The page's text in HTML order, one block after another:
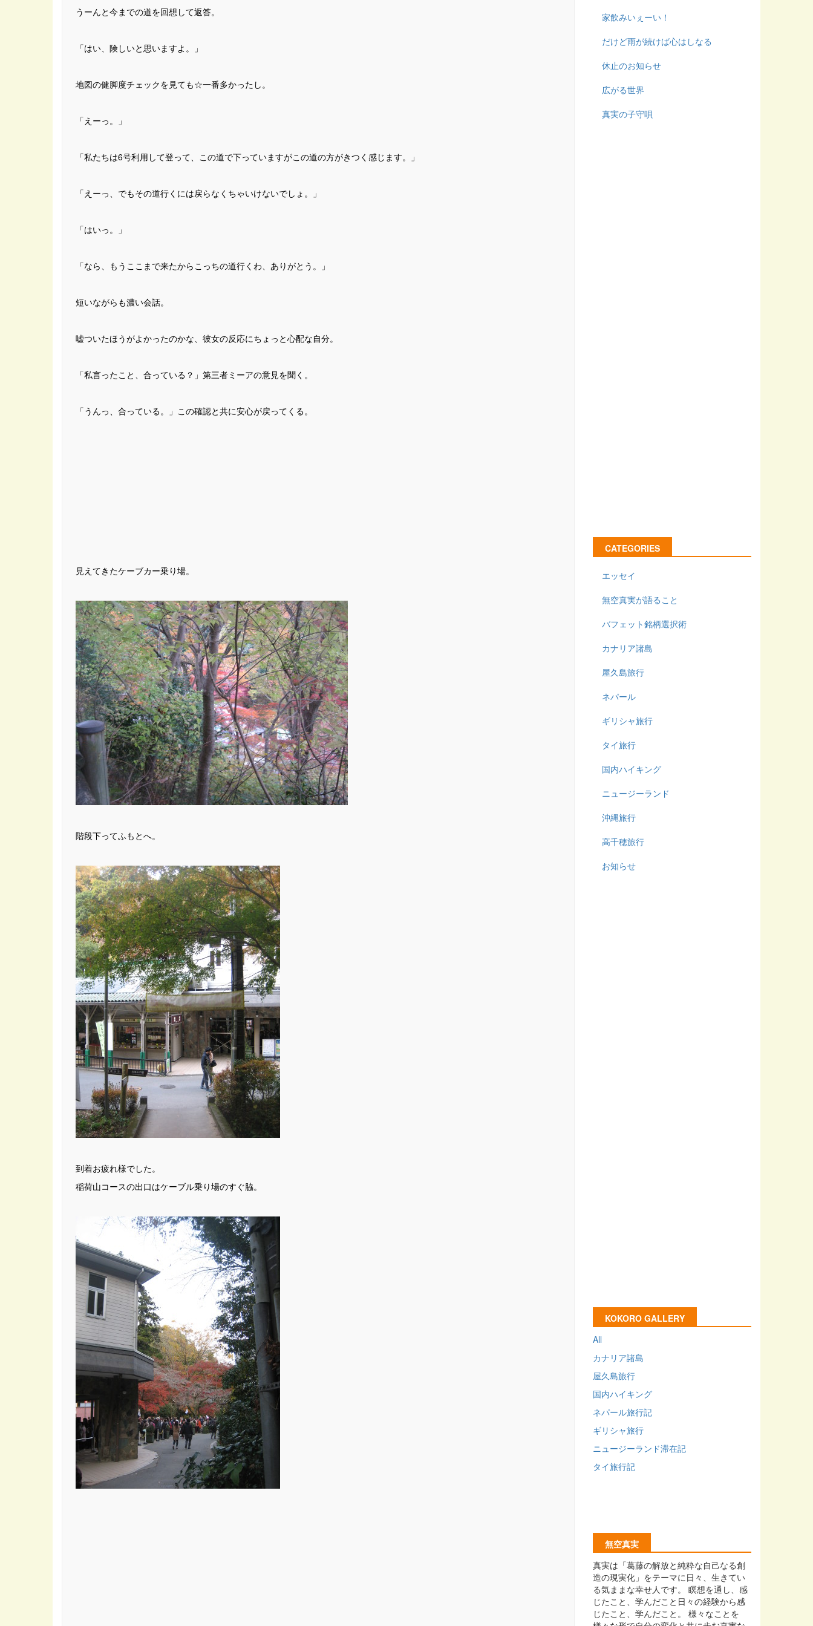
うーんと今までの道を回想して返答。
「はい、険しいと思いますよ。」
地図の健脚度チェックを見ても☆一番多かったし。
「えーっ。」
「私たちは6号利用して登って、この道で下っていますがこの道の方がきつく感じます。」
「えーっ、でもその道行くには戻らなくちゃいけないでしょ。」
「はいっ。」
「なら、もうここまで来たからこっちの道行くわ、ありがとう。」
短いながらも濃い会話。
嘘ついたほうがよかったのかな、彼女の反応にちょっと心配な自分。
「私言ったこと、合っている？」第三者ミーアの意見を聞く。
「うんっ、合っている。」この確認と共に安心が戻ってくる。
見えてきたケーブカー乗り場。
階段下ってふもとへ。
到着お疲れ様でした。
稲荷山コースの出口はケーブル乗り場のすぐ脇。
家飲みいぇーい！
だけど雨が続けば心はしなる
休止のお知らせ
広がる世界
真実の子守唄
CATEGORIES
エッセイ
無空真実が語ること
バフェット銘柄選択術
カナリア諸島
屋久島旅行
ネパール
ギリシャ旅行
タイ旅行
国内ハイキング
ニュージーランド
沖縄旅行
高千穂旅行
お知らせ
KOKORO GALLERY
All
カナリア諸島
屋久島旅行
国内ハイキング
ネパール旅行記
ギリシャ旅行
ニュージーランド滞在記
タイ旅行記
無空真実
真実は「葛藤の解放と純粋な自己なる創
造の現実化」をテーマに日々、生きてい
る気ままな幸せ人です。 瞑想を通し、感
じたこと、学んだこと日々の経験から感
じたこと、学んだこと。 様々なことを